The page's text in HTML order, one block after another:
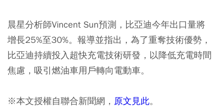
晨星分析師Vincent Sun預測，比亞迪今年出口量將
增長25%至30%。報導並指出，為了重奪技術優勢，
比亞迪持續投入超快充電技術研發，以降低充電時間
焦慮，吸引燃油車用戶轉向電動車。
※本文授權自聯合新聞網， 原文見此。